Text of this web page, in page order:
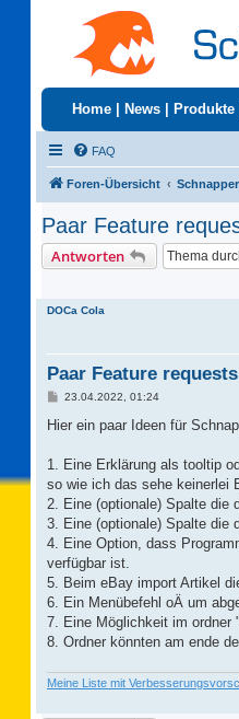
Home News Produkte
FAQ
Foren-Übersicht
Paar Feature
Antworten
DOCa Cola
Paar Feature requests
B
i
a
23.04.2022, 01:24
Hier ein paar Ideen für
1. Eine Erklärung als tooltip
so wie ich das sehe keinerlei
2. Eine (optionale) Spalte die
3. Eine (optionale) Spalte die
4. Eine Option, dass
verfügbar ist.
5. Beim eBay import Artikel
6. Ein Menübefehl oÄ um
7. Eine Möglichkeit im ordner
8. Ordner könnten am ende
Meine Liste mit